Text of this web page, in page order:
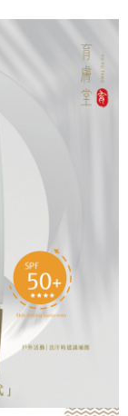
採取法律行動。